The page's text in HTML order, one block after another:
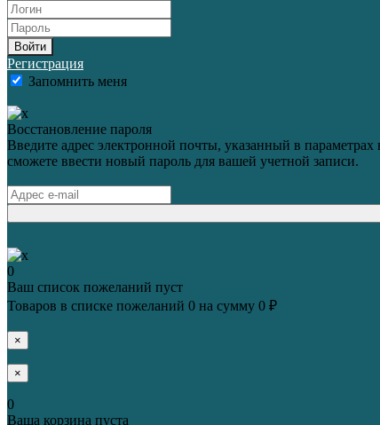
Войти
Регистрация
Запомнить меня
Восстановление пароля
Введите адрес электронной почты, указанный в
сможете ввести новый пароль для вашей учетной записи.
0
Ваш список пожеланий пуст
Товаров в списке пожеланий 0 на сумму 0 ₽
×
×
0
Ваша корзина пуста